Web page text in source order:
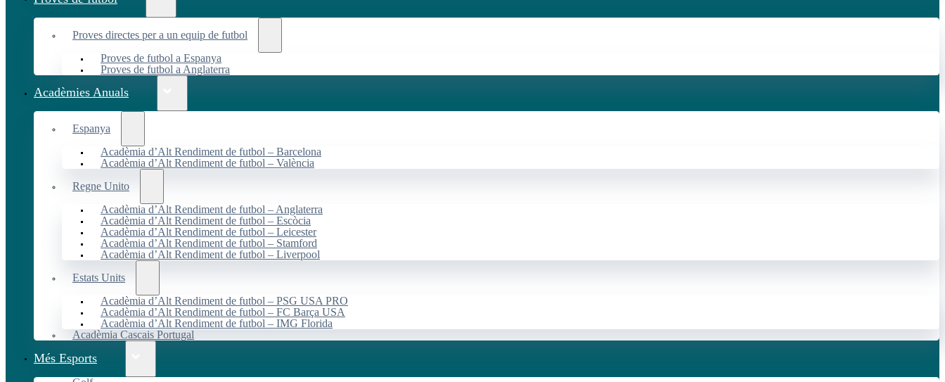
Proves directes per a un equip de futbol
Proves de futbol a Espanya
Proves de futbol a Anglaterra
Acadèmies Anuals
Espanya
Acadèmia d’Alt Rendiment de futbol – Barcelona
Acadèmia d’Alt Rendiment de futbol – València
Regne Unito
Acadèmia d’Alt Rendiment de futbol – Anglaterra
Acadèmia d’Alt Rendiment de futbol – Escòcia
Acadèmia d’Alt Rendiment de futbol – Leicester
Acadèmia d’Alt Rendiment de futbol – Stamford
Acadèmia d’Alt Rendiment de futbol – Liverpool
Estats Units
Acadèmia d’Alt Rendiment de futbol – PSG USA PRO
Acadèmia d’Alt Rendiment de futbol – FC Barça USA
Acadèmia d’Alt Rendiment de futbol – IMG Florida
Acadèmia Cascais Portugal
Més Esports